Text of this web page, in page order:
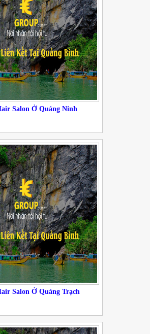
Salon Ở Quảng Ninh
Salon Ở Quảng Trạch